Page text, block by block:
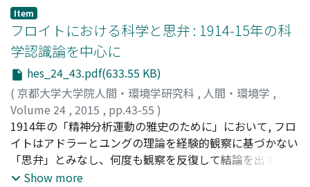
ぎなたは女子向けの武道として長い歴史を持っているた
め. 日本においては女子のものとして認められており, なぎ
なたには女性的なイメージが存在している. そして1960年
代と1970年代にアメリカ・台湾・ヨーロッパにおいてな
ぎなたの稽占を始めたのも女性だった. ただ, 海外ではなぎ
なたが, 僧兵と武士が戦場で用いた武器としてのイメージ
を通じて普及したため, やがて男性に人気が高まり, 1990
年代以降, なぎなたの愛好者は男性のほうが多くなってい
る. 全日本なぎなた連盟はこの現象に対して, 反対を表明し
ておらず, 男性のなぎなたを日本の伝統文化の活動として
認め, 日本人男性にもなぎなたを奨励するようになってい
Item
フロイトにおける科学と思弁 : 1914-15年の科
学認識論を中心に
hes_24_43.pdf(633.55 KB)
( 京都大学大学院人間・環境学研究科 , 人間・環境学 ,
Volume 24 , 2015 , pp.43-55 )
井上, 卓也 ;Inoue, Takuya;イノウエ, タクヤ
1914年の「精神分析運動の雅史のために」において, フロ
イトはアドラーとユングの理論を経験的観察に基づかない
「思弁」とみなし、何度も観察を反復して結論を出すこと
を遅らせる自身の科学的方法から区別している. フロイト
Show more